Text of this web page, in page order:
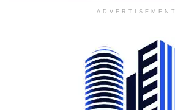
ADVERTISEMENT